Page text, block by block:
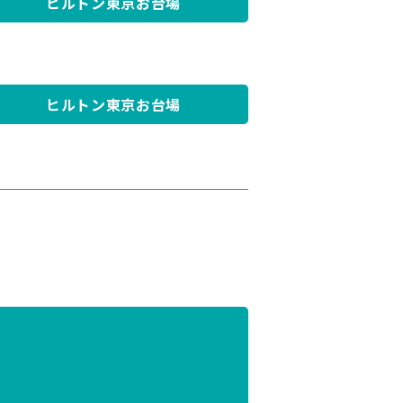
ヒルトン東京お台場